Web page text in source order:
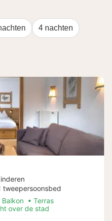
4 nachten
tweepersoonsbed
Balkon
Terras
over de stad